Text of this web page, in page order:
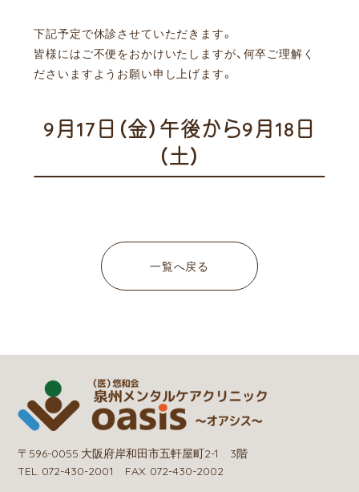
下記予定で休診させていただきます。
皆様にはご不便をおかけいたしますが、何卒ご理解く
ださいますようお願い申し上げます。
9月17日（金）午後から9月18日
（土）
一覧へ戻る
〒596-0055 大阪府岸和田市五軒屋町2-1 3階
TEL. 072-430-2001 FAX. 072-430-2002